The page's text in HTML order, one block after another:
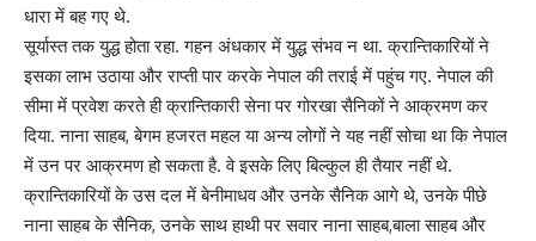
धारा में बह गए थे.
सूर्यास्त तक युद्ध होता रहा. गहन अंधकार में युद्ध संभव न था. क्रान्तिकारियों ने
इसका लाभ उठाया और राप्ती पार करके नेपाल की तराई में पहुंच गए. नेपाल की
सीमा में प्रवेश करते ही क्रान्तिकारी सेना पर गोरखा सैनिकों ने आक्रमण कर
दिया. नाना साहब, बेगम हजरत महल या अन्य लोगों ने यह नहीं सोचा था कि नेपाल
में उन पर आक्रमण हो सकता है. वे इसके लिए बिल्कुल ही तैयार नहीं थे.
क्रान्तिकारियों के उस दल में बेनीमाधव और उनके सैनिक आगे थे, उनके पीछे
नाना साहब के सैनिक, उनके साथ हाथी पर सवार नाना साहब,बाला साहब और